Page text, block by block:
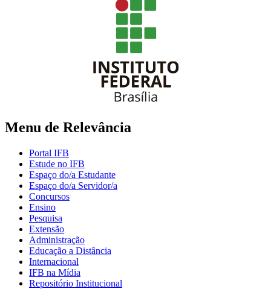
Menu de Relevância
Portal IFB
Estude no IFB
Espaço do/a Estudante
Espaço do/a Servidor/a
Concursos
Ensino
Pesquisa
Extensão
Administração
Educação a Distância
Internacional
IFB na Mídia
Repositório Institucional